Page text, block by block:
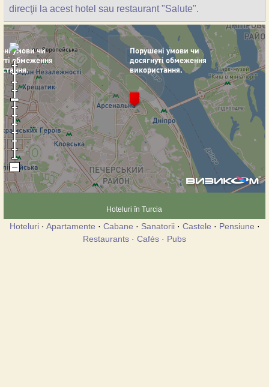
direcţii la acest hotel sau restaurant "Salute".
Hoteluri în Turcia
Hoteluri· Apartamente · Cabane · Sanatorii· Castele · Pensiune ·
Restaurants · Cafés · Pubs